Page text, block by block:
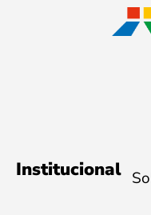
Institucional